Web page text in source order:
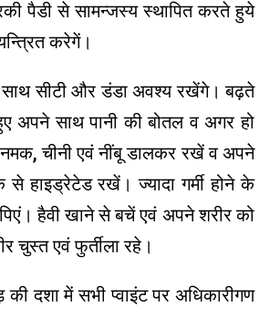
पैडी से सामन्जस्य स्थापित करते हुये
करेगें।
साथ सीटी और डंडा अवश्य रखेंगे। बढ़ते
अपने साथ पानी की बोतल व अगर हो
चीनी एवं नींबू डालकर रखें व अपने
से हाइड्रेटेड रखें। ज्यादा गर्मी होने के
हैवी खाने से बचें एवं अपने शरीर को
चुस्त एवं फुर्तीला रहे।
की दशा में सभी प्वाइंट पर अधिकारीगण